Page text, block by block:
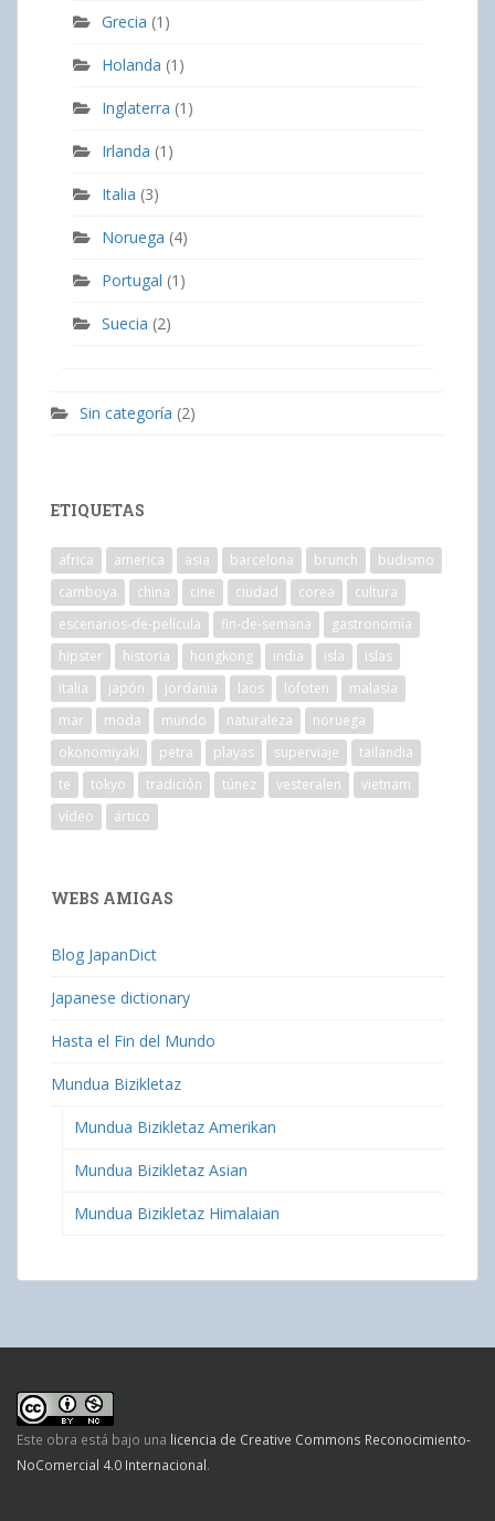
Grecia (1)
Holanda (1)
Inglaterra (1)
Irlanda (1)
Italia (3)
Noruega (4)
Portugal (1)
Suecia (2)
Sin categoría (2)
ETIQUETAS
africa america asia barcelona brunch
budismo
camboya
china cine ciudad corea
cultura
escenarios-de-película
fin-de-semana
gastronomía
hipster
historia hongkong india isla
islas
italia
japón jordania laos lofoten
malasia
mar
moda mundo naturaleza
noruega
okonomiyaki
petra playas superviaje
tailandia
te
tokyo tradición túnez vesteralen
vietnam
vídeo
ártico
WEBS AMIGAS
Blog JapanDict
Japanese dictionary
Hasta el Fin del Mundo
Mundua Bizikletaz
Mundua Bizikletaz Amerikan
Mundua Bizikletaz Asian
Mundua Bizikletaz Himalaian
Este obra está bajo una licencia de Creative Commons Reconocimiento-
NoComercial 4.0 Internacional.